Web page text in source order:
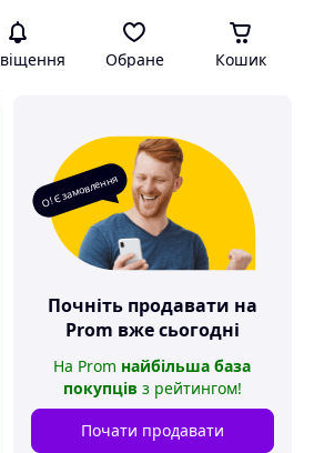
Обране Кошик
О! Є замовлення
Почніть продавати на
Prom вже сьогодні
На Prom найбільша база
покупців з рейтингом!
Почати продавати